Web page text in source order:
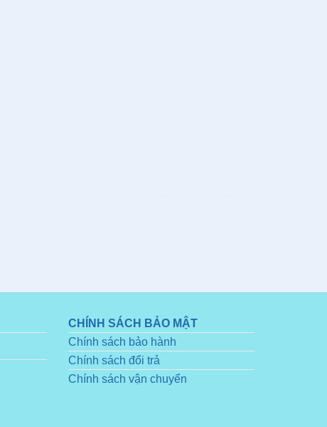
CHÍNH SÁCH BẢO MẬT
Chính sách bảo hành
Chính sách đổi trả
Chính sách vận chuyển